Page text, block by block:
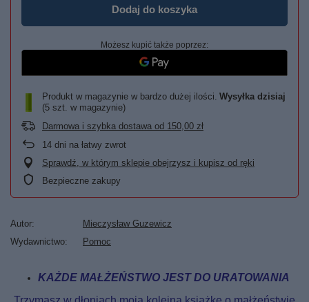
Dodaj do koszyka
Możesz kupić także poprzez:
Produkt w magazynie w bardzo dużej ilości Wysyłka dzisiaj
(5 szt. w magazynie)
Darmowa i szybka dostawa od 150,00 zł
14 dni na łatwy zwrot
Sprawdź, w którym sklepie obejrzysz i kupisz od ręki
Bezpieczne zakupy
Autor
Mieczysław Guzewicz
Wydawnictwo
Pomoc
KAŻDE MAŁŻEŃSTWO JEST DO URATOWANIA